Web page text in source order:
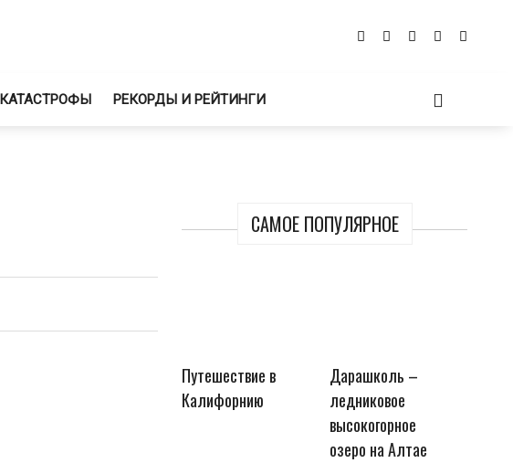
КАТАСТРОФЫ РЕКОРДЫ И РЕЙТИНГИ
САМОЕ ПОПУЛЯРНОЕ
Путешествие в
Калифорнию
Дарашколь –
ледниковое
высокогорное
озеро на Алтае